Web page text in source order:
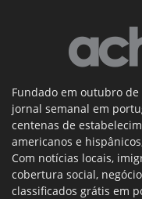
Fundado em outubro de
jornal semanal em
centenas de
americanos e
Com notícias locais,
cobertura social,
classificados grátis em